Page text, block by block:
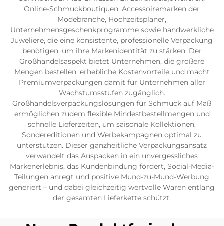
Online-Schmuckboutiquen, Accessoiremarken der
Modebranche, Hochzeitsplaner,
Unternehmensgeschenkprogramme sowie handwerkliche
Juweliere, die eine konsistente, professionelle Verpackung
benötigen, um ihre Markenidentität zu stärken. Der
Großhandelsaspekt bietet Unternehmen, die größere
Mengen bestellen, erhebliche Kostenvorteile und macht
Premiumverpackungen damit für Unternehmen aller
Wachstumsstufen zugänglich.
Großhandelsverpackungslösungen für Schmuck auf Maß
ermöglichen zudem flexible Mindestbestellmengen und
schnelle Lieferzeiten, um saisonale Kollektionen,
Sondereditionen und Werbekampagnen optimal zu
unterstützen. Dieser ganzheitliche Verpackungsansatz
verwandelt das Auspacken in ein unvergessliches
Markenerlebnis, das Kundenbindung fördert, Social-Media-
Teilungen anregt und positive Mund-zu-Mund-Werbung
generiert – und dabei gleichzeitig wertvolle Waren entlang
der gesamten Lieferkette schützt.